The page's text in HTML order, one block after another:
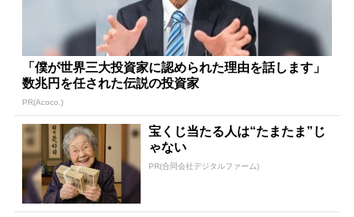
「僕が世界三大投資家に認められた理由を話します」
数兆円を任された伝説の投資家
PR(Acoco.)
宝くじ当たる人は“たまたま”じ
ゃない
PR(合同会社デジタルファーム)